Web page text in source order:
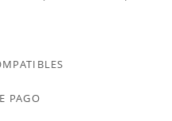
PAGO